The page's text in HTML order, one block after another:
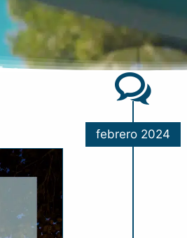
febrero 2024